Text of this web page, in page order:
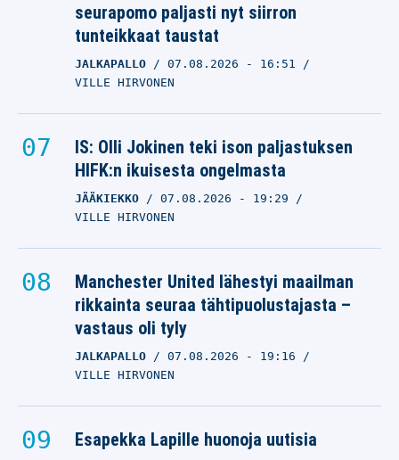
seurapomo paljasti nyt siirron
tunteikkaat taustat
JALKAPALLO 07.08.2026 - 16:51
VILLE HIRVONEN
IS: Olli Jokinen teki ison paljastuksen
HIFK:n ikuisesta ongelmasta
JÄÄKIEKKO 07.08.2026 - 19:29
VILLE HIRVONEN
Manchester United lähestyi maailman
rikkainta seuraa tähtipuolustajasta –
vastaus oli tyly
JALKAPALLO 07.08.2026 - 19:16
VILLE HIRVONEN
Esapekka Lapille huonoja uutisia